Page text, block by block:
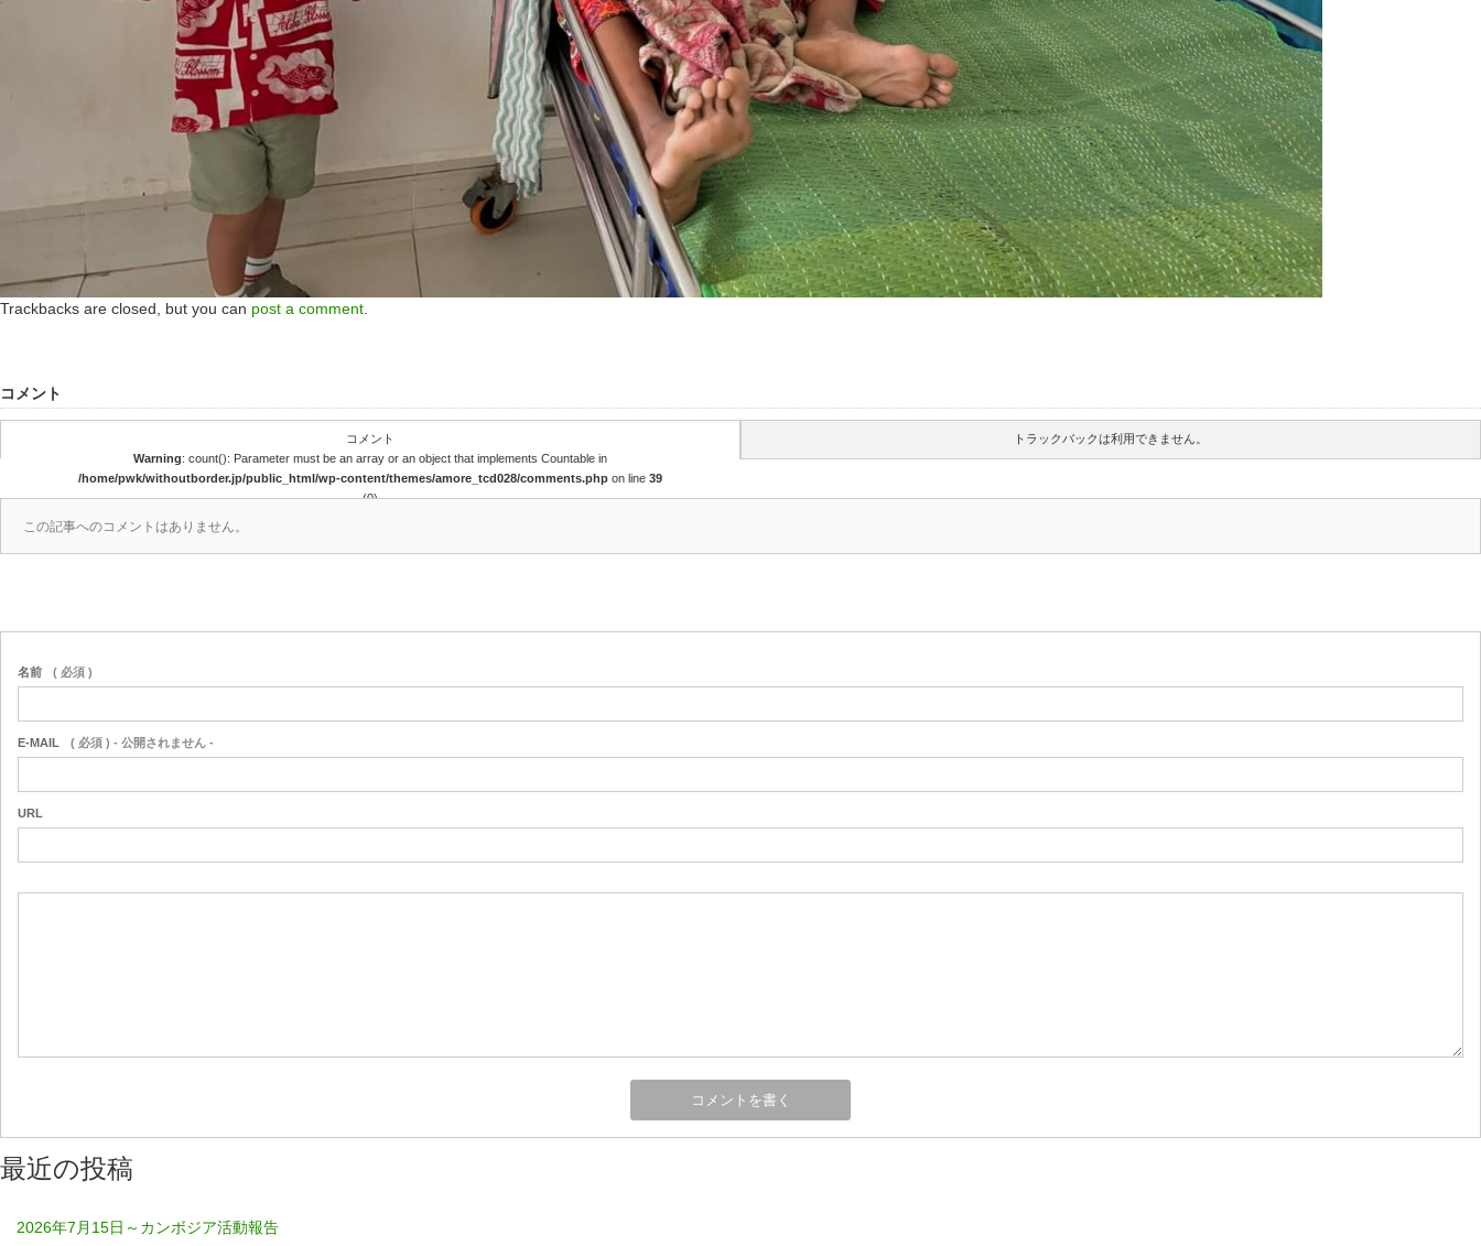
Trackbacks are closed, but you can post a comment
コメント
コメント
Warning: count(): Parameter must be an array or an object that implements Countable in
/home/pwk/withoutborder.jp/public_html/wp-content/themes/amore_tcd028/comments.php on line 39
(0)
トラックバックは利用できません。
この記事へのコメントはありません。
名前 ( 必須 )
E-MAIL ( 必須 ) - 公開されません -
URL
最近の投稿
2026年7月15日～カンボジア活動報告